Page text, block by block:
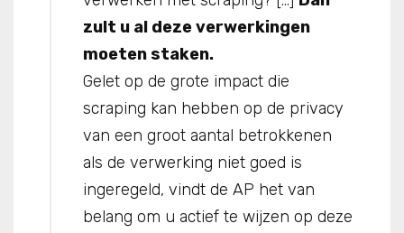
zult u al deze verwerkingen
moeten staken.
Gelet op de grote impact die
scraping kan hebben op de privacy
van een groot aantal betrokkenen
als de verwerking niet goed is
ingeregeld, vindt de AP het van
belang om u actief te wijzen op deze